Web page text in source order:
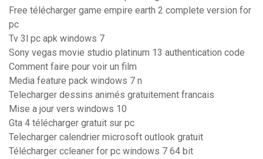
Free télécharger game empire earth 2 complete version for
pc
Tv 3l pc apk windows 7
Sony vegas movie studio platinum 13 authentication code
Comment faire pour voir un film
Media feature pack windows 7 n
Telecharger dessins animés gratuitement francais
Mise a jour vers windows 10
Gta 4 télécharger gratuit sur pc
Telecharger calendrier microsoft outlook gratuit
Télécharger ccleaner for pc windows 7 64 bit